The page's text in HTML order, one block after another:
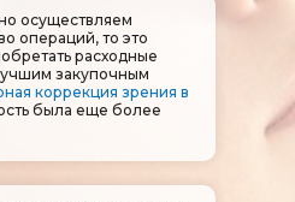
осуществляем
операций, то это
расходные
закупочным
коррекция зрения в
была еще более